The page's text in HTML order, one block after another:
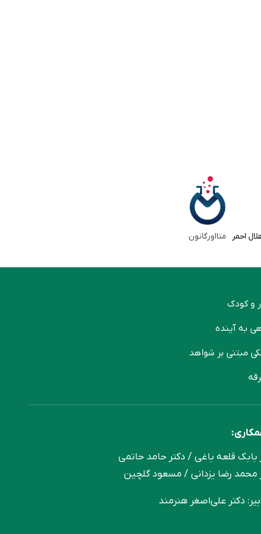
احمر متااورگانون
و کودک
به آینده
مبتنی بر شواهد
بابک قلعه‌ باغی / دکتر حامد حاتمی
محمد رضا یزدانی / مسعود گلچین
دکتر علی‌اصغر هنرمند